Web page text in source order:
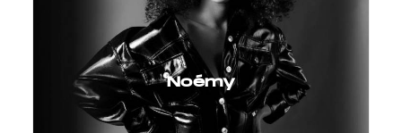
Noémy